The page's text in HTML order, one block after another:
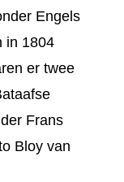
Engels
in 1804
er twee
Frans
Bloy van